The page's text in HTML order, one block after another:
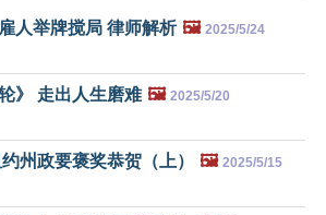
人举牌搅局 律师解析 🖼️ 2025/5/24
》 走出人生磨难 🖼️ 2025/5/20
州政要褒奖恭贺（上） 🖼️ 2025/5/15